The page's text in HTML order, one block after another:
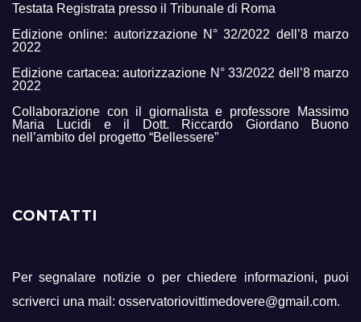
Testata Registrata presso il Tribunale di Roma
Edizione online: autorizzazione N° 32/2022 dell’8 marzo
2022
Edizione cartacea: autorizzazione N° 33/2022 dell’8 marzo
2022
Collaborazione con il giornalista e professore Massimo
Maria Lucidi e il Dott. Riccardo Giordano Buono
nell’ambito del progetto “Bellessere”
CONTATTI
Per segnalare notizie o per chiedere informazioni, puoi
scriverci una mail: osservatoriovittimedovere@gmail.com.